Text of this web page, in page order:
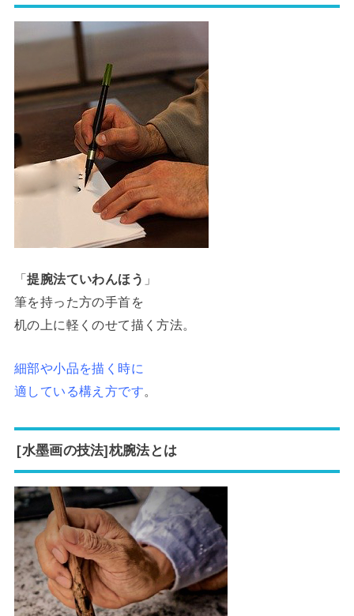
「提腕法ていわんほう 」
筆を持った方の手首を
机の上に軽くのせて描く方法。
細部や小品を描く時に
適している構え方です。
[水墨画の技法]枕腕法とは